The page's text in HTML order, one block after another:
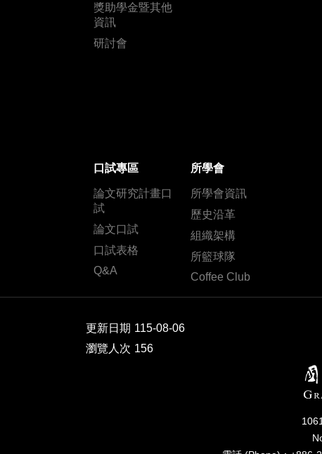
獎助學金暨其他
資訊
研討會
口試專區
論文研究計畫口
試
論文口試
口試表格
Q&A
所學會
所學會資訊
歷史沿革
組織架構
所籃球隊
Coffee Club
更新日期 115-08-06
瀏覽人次 156